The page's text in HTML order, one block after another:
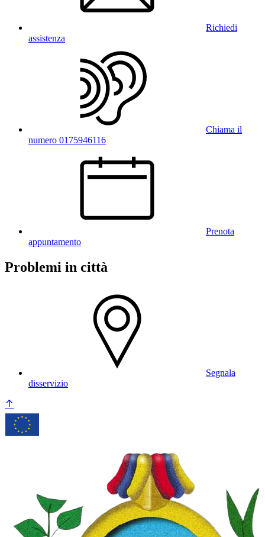
Richiedi
assistenza
Chiama il
numero 0175946116
Prenota
appuntamento
Problemi in città
Segnala
disservizio